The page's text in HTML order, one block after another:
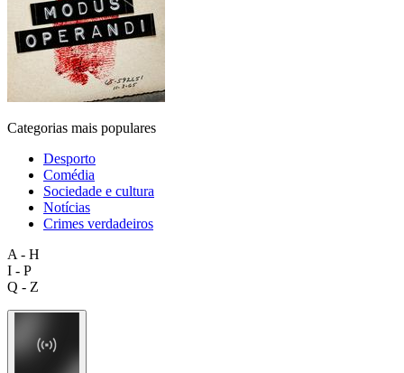
Categorias mais populares
Desporto
Comédia
Sociedade e cultura
Notícias
Crimes verdadeiros
A - H
I - P
Q - Z